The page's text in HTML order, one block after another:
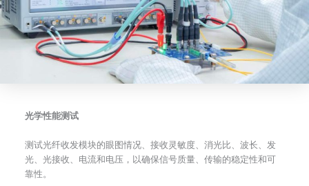
光学性能测试
测试光纤收发模块的眼图情况、接收灵敏度、消光比、波长、发
光、光接收、电流和电压，以确保信号质量、传输的稳定性和可
靠性。